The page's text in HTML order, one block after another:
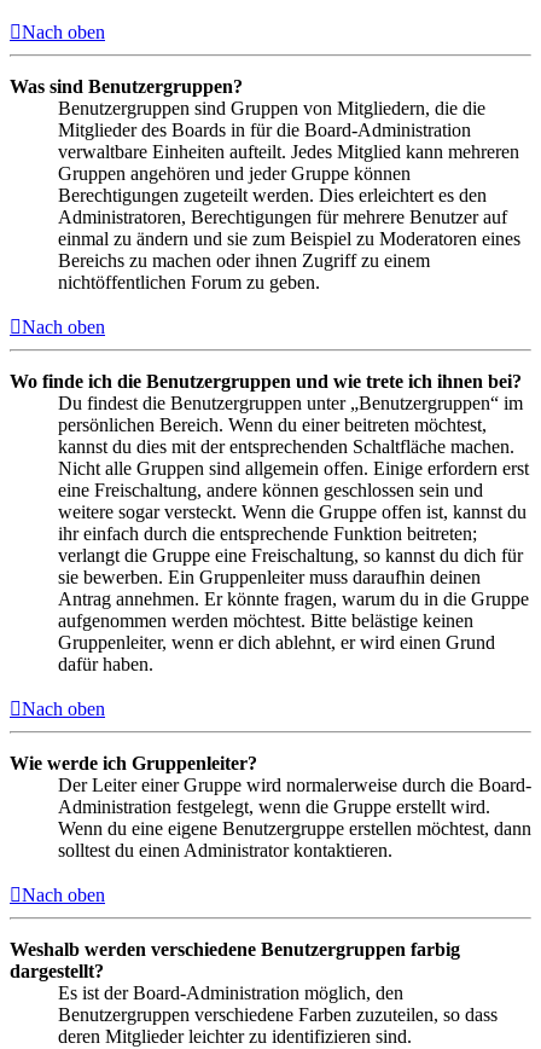
Nach oben
Was sind Benutzergruppen?
Benutzergruppen sind Gruppen von Mitgliedern, die die
Mitglieder des Boards in für die Board-Administration
verwaltbare Einheiten aufteilt. Jedes Mitglied kann mehreren
Gruppen angehören und jeder Gruppe können
Berechtigungen zugeteilt werden. Dies erleichtert es den
Administratoren, Berechtigungen für mehrere Benutzer auf
einmal zu ändern und sie zum Beispiel zu Moderatoren eines
Bereichs zu machen oder ihnen Zugriff zu einem
nichtöffentlichen Forum zu geben.
Nach oben
Wo finde ich die Benutzergruppen und wie trete ich ihnen bei?
Du findest die Benutzergruppen unter „Benutzergruppen“ im
persönlichen Bereich. Wenn du einer beitreten möchtest,
kannst du dies mit der entsprechenden Schaltfläche machen.
Nicht alle Gruppen sind allgemein offen. Einige erfordern erst
eine Freischaltung, andere können geschlossen sein und
weitere sogar versteckt. Wenn die Gruppe offen ist, kannst du
ihr einfach durch die entsprechende Funktion beitreten;
verlangt die Gruppe eine Freischaltung, so kannst du dich für
sie bewerben. Ein Gruppenleiter muss daraufhin deinen
Antrag annehmen. Er könnte fragen, warum du in die Gruppe
aufgenommen werden möchtest. Bitte belästige keinen
Gruppenleiter, wenn er dich ablehnt, er wird einen Grund
dafür haben.
Nach oben
Wie werde ich Gruppenleiter?
Der Leiter einer Gruppe wird normalerweise durch die Board-
Administration festgelegt, wenn die Gruppe erstellt wird.
Wenn du eine eigene Benutzergruppe erstellen möchtest, dann
solltest du einen Administrator kontaktieren.
Nach oben
Weshalb werden verschiedene Benutzergruppen farbig
dargestellt?
Es ist der Board-Administration möglich, den
Benutzergruppen verschiedene Farben zuzuteilen, so dass
deren Mitglieder leichter zu identifizieren sind.